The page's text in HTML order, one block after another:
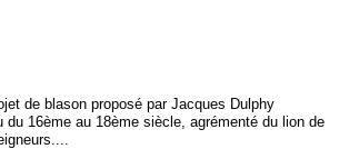
de blason proposé par Jacques Dulphy
16ème au 18ème siècle, agrémenté du lion de